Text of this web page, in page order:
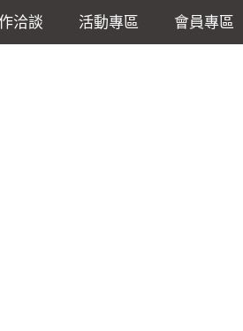
洽談 活動專區 會員專區